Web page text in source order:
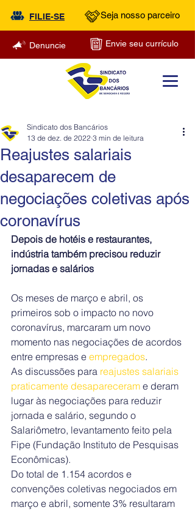
FILIE-SE Seja nosso parceiro
Denuncie Envie seu currículo
Reajustes salariais
desaparecem de
negociações coletivas após
coronavírus
Sindicato dos Bancários
13 de dez. de 2022 3 min de leitura
Depois de hotéis e restaurantes,
indústria também precisou reduzir
jornadas e salários
Os meses de março e abril, os
primeiros sob o impacto no novo
coronavírus, marcaram um novo
momento nas negociações de acordos
entre empresas e empregados.
As discussões para reajustes salariais
praticamente desapareceram e deram
lugar às negociações para reduzir
jornada e salário, segundo o
Salariômetro, levantamento feito pela
Fipe (Fundação Instituto de Pesquisas
Econômicas).
Do total de 1.154 acordos e
convenções coletivas negociados em
março e abril, somente 3% resultaram